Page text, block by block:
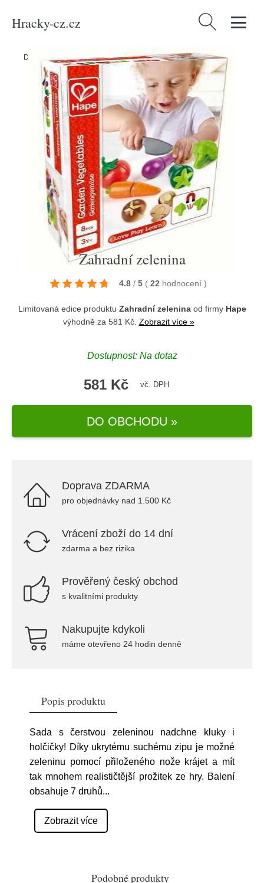
Hracky-cz.cz Vyhledávání
Domů Produkty/Hračky a hry/Zahradní zelenina
Zahradní zelenina
4.8 / 5 ( 22 hodnocení )
Limitovaná edice produktu Zahradní zeleninaod firmy Hape
výhodně za 581 Kč. Zobrazit více »
Dostupnost: Na dotaz
581 Kč vč. DPH
DO OBCHODU »
Doprava ZDARMA
pro objednávky nad 1.500 Kč
Vrácení zboží do 14 dní
zdarma a bez rizika
Prověřený český obchod
s kvalitními produkty
Nakupujte kdykoli
máme otevřeno 24 hodin denně
Popis produktu
Sada s čerstvou zeleninou nadchne kluky i
holčičky! Díky ukrytému suchému zipu je možné
zeleninu pomocí přiloženého nože krájet a mít
tak mnohem realističtější prožitek ze hry. Balení
obsahuje 7 druhů...
Zobrazit více
Podobné produkty